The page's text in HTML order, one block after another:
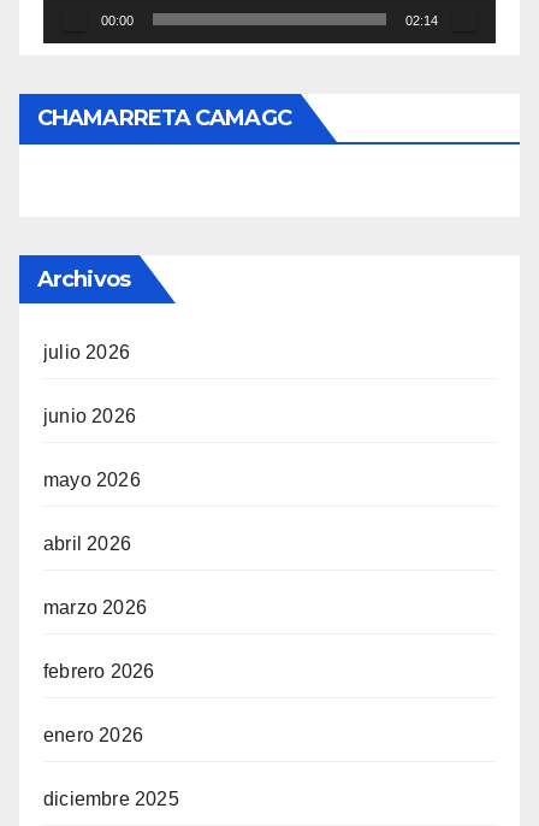
00:00 02:14
CHAMARRETA CAMAGC
Archivos
julio 2026
junio 2026
mayo 2026
abril 2026
marzo 2026
febrero 2026
enero 2026
diciembre 2025